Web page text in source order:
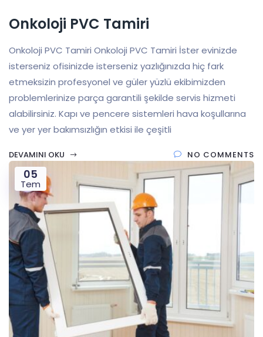
Onkoloji PVC Tamiri
Onkoloji PVC Tamiri Onkoloji PVC Tamiri İster evinizde
isterseniz ofisinizde isterseniz yazlığınızda hiç fark
etmeksizin profesyonel ve güler yüzlü ekibimizden
problemlerinize parça garantili şekilde servis hizmeti
alabilirsiniz. Kapı ve pencere sistemleri hava koşullarına
ve yer yer bakımsızlığın etkisi ile çeşitli
DEVAMINI OKU NO COMMENTS
05
Tem